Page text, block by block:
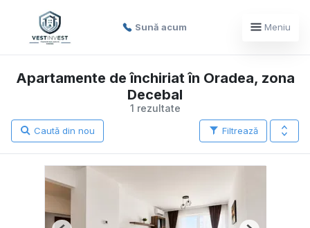
Sună acum Meniu
1 rezultate
Apartamente de închiriat în Oradea, zona
Decebal
Filtrează
Caută din nou